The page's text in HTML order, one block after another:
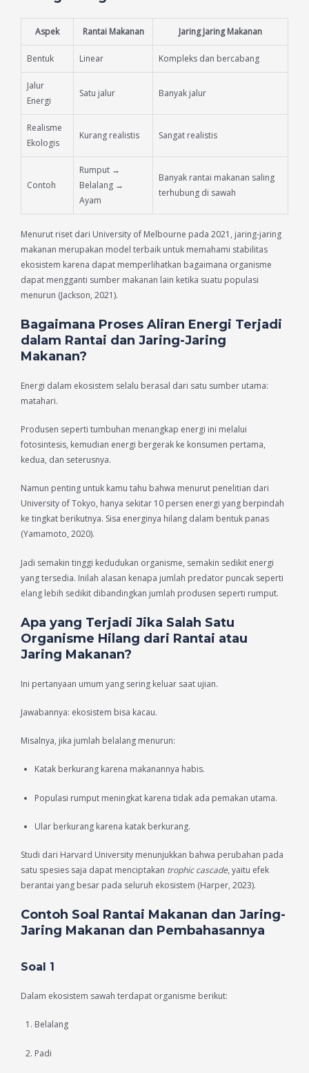
Aspek Rantai Makanan Jaring Jaring Makanan
Bentuk Linear Kompleks dan bercabang
Jalur
Energi
Satu jalur Banyak jalur
Realisme
Ekologis
Kurang realistis Sangat realistis
Contoh
Rumput →
Belalang →
Ayam
Banyak rantai makanan saling
terhubung di sawah
Menurut riset dari University of Melbourne pada 2021, jaring-jaring
makanan merupakan model terbaik untuk memahami stabilitas
ekosistem karena dapat memperlihatkan bagaimana organisme
dapat mengganti sumber makanan lain ketika suatu populasi
menurun (Jackson, 2021).
Bagaimana Proses Aliran Energi Terjadi
dalam Rantai dan Jaring-Jaring
Makanan?
Energi dalam ekosistem selalu berasal dari satu sumber utama:
matahari.
Produsen seperti tumbuhan menangkap energi ini melalui
fotosintesis, kemudian energi bergerak ke konsumen pertama,
kedua, dan seterusnya.
Namun penting untuk kamu tahu bahwa menurut penelitian dari
University of Tokyo, hanya sekitar 10 persen energi yang berpindah
ke tingkat berikutnya. Sisa energinya hilang dalam bentuk panas
(Yamamoto, 2020).
Jadi semakin tinggi kedudukan organisme, semakin sedikit energi
yang tersedia. Inilah alasan kenapa jumlah predator puncak seperti
elang lebih sedikit dibandingkan jumlah produsen seperti rumput.
Apa yang Terjadi Jika Salah Satu
Organisme Hilang dari Rantai atau
Jaring Makanan?
Ini pertanyaan umum yang sering keluar saat ujian.
Jawabannya: ekosistem bisa kacau.
Misalnya, jika jumlah belalang menurun:
Katak berkurang karena makanannya habis.
Populasi rumput meningkat karena tidak ada pemakan utama.
Ular berkurang karena katak berkurang.
Studi dari Harvard University menunjukkan bahwa perubahan pada
satu spesies saja dapat menciptakan trophic cascade, yaitu efek
berantai yang besar pada seluruh ekosistem (Harper, 2023).
Contoh Soal Rantai Makanan dan Jaring-
Jaring Makanan dan Pembahasannya
Soal 1
Dalam ekosistem sawah terdapat organisme berikut:
Belalang
Padi